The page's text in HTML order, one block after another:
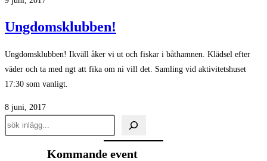
Ungdomsklubben!
Ungdomsklubben! Ikväll åker vi ut och fiskar i båthamnen. Klädsel efter
väder och ta med ngt att fika om ni vill det. Samling vid aktivitetshuset
17:30 som vanligt.
8 juni, 2017
Sök
inlägg
Kommande event